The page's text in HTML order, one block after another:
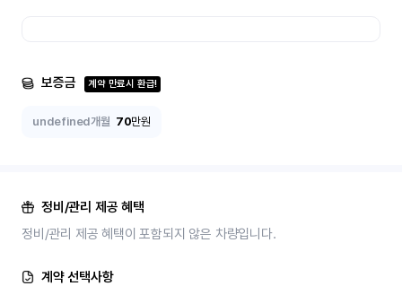
보증금 계약 만료시 환급!
undefined개월 70만원
정비/관리 제공 혜택
정비/관리 제공 혜택이 포함되지 않은 차량입니다.
계약 선택사항